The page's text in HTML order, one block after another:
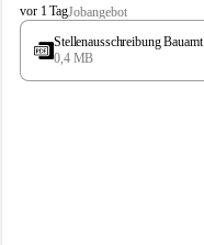
S
t
s
vor 1 TagJobangebot
Stellenausschreibung Bauamt
0,4 MB